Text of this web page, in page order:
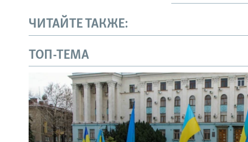
ЧИТАЙТЕ ТАКЖЕ:
ТОП-ТЕМА